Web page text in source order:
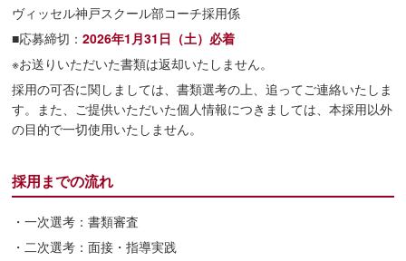
ヴィッセル神戸スクール部コーチ採用係
■応募締切：2026年1月31日（土）必着
※お送りいただいた書類は返却いたしません。
採用の可否に関しましては、書類選考の上、追ってご連絡いたしま
す。また、ご提供いただいた個人情報につきましては、本採用以外
の目的で一切使用いたしません。
採用までの流れ
・一次選考：書類審査
・二次選考：面接・指導実践